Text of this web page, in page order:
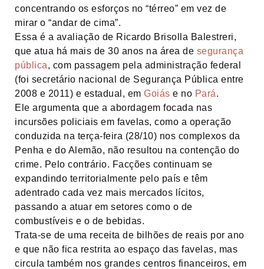
concentrando os esforços no “térreo” em vez de
mirar o “andar de cima”.
Essa é a avaliação de Ricardo Brisolla Balestreri,
que atua há mais de 30 anos na área de segurança
pública, com passagem pela administração federal
(foi secretário nacional de Segurança Pública entre
2008 e 2011) e estadual, em Goiás e no Pará.
Ele argumenta que a abordagem focada nas
incursões policiais em favelas, como a operação
conduzida na terça-feira (28/10) nos complexos da
Penha e do Alemão, não resultou na contenção do
crime. Pelo contrário. Facções continuam se
expandindo territorialmente pelo país e têm
adentrado cada vez mais mercados lícitos,
passando a atuar em setores como o de
combustíveis e o de bebidas.
Trata-se de uma receita de bilhões de reais por ano
e que não fica restrita ao espaço das favelas, mas
circula também nos grandes centros financeiros, em